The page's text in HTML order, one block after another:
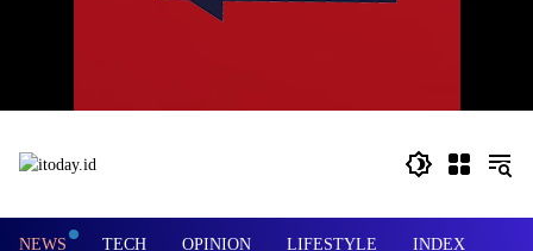
NEWS TECH OPINION LIFESTYLE INDEX